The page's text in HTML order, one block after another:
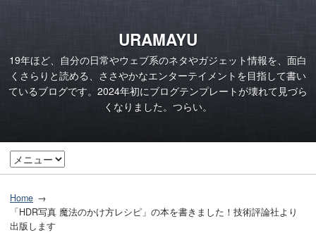
URAMAYU
19年ほど、自分の日常やウェブ系のネタやガジェット情報を、面白
くさらりと読める、ささやかなエンターテイメントを目指して書い
ているブログです。2024年初にブログテンプレートが壊れて見づら
くなりました。つらい。
Home
「HDR写真 魔法のかけ方レシピ」の本を書きました！技術評論社より
出版します